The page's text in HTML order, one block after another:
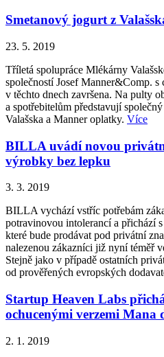
Smetanový jogurt z
23. 5. 2019
Tříletá spolupráce Mlékárny
společností Josef Manner&Comp. s
v těchto dnech završena. Na pulty
a spotřebitelům představují
Valašska a Manner oplatky. Více
BILLA uvádí novou
výrobky bez lepku
3. 3. 2019
BILLA vychází vstříc potřebám
potravinovou intolerancí a přichází
které bude prodávat pod privátní
nalezenou zákazníci již nyní téměř
Stejně jako v případě ostatních
od prověřených evropských
Startup Heaven Labs
ochucenými verzemi Mana
2. 1. 2019